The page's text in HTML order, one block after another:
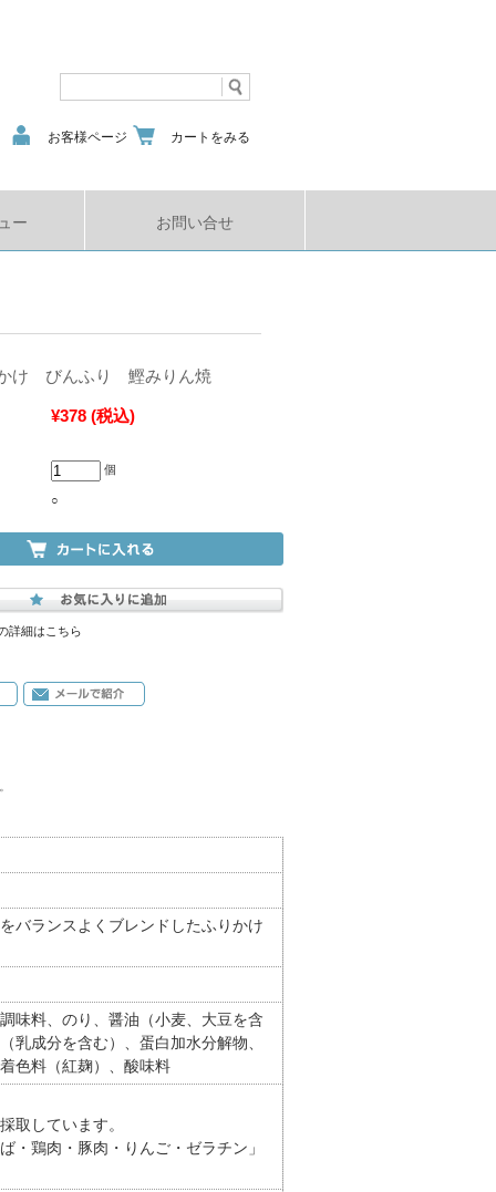
お客様ページ カートをみる
ー お問い合せ
け びんふり 鰹みりん焼
¥378 (税込)
個
○
詳細はこちら
バランスよくブレンドしたふりかけ
味料、のり、醤油（小麦、大豆を含
乳成分を含む）、蛋白加水分解物、
色料（紅麹）、酸味料
取しています。
鶏肉・豚肉・りんご・ゼラチン」